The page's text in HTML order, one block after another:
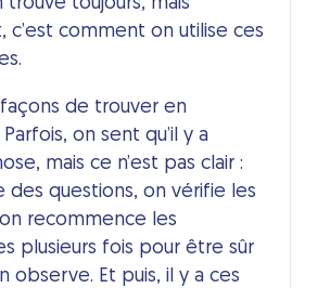
c’est comment on utilise ces
de trouver en
on sent qu’il y a
mais ce n’est pas clair :
des questions, on vérifie les
recommence les
plusieurs fois pour être sûr
observe. Et puis, il y a ces